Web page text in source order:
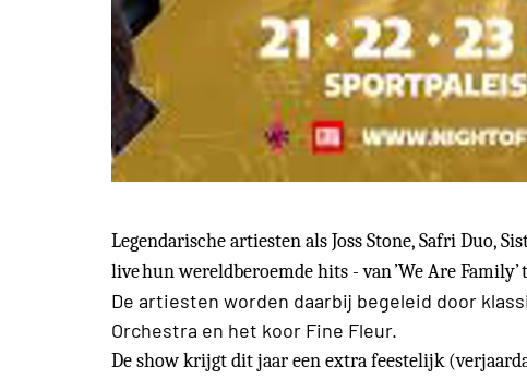
Legendarische artiesten als Joss Stone, Safri Duo,
live hun wereldberoemde hits - van ’We Are Family’
De artiesten worden daarbij begeleid door
Orchestra en het koor Fine Fleur.
De show krijgt dit jaar een extra feestelijk